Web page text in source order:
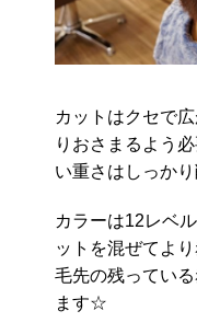
カットはクセで
りおさまるよう
い重さはしっか
カラーは12レベ
ットを混ぜてよ
毛先の残ってい
ます☆